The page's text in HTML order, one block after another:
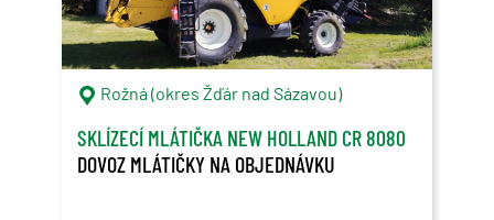
Rožná (okres Žďár nad Sázavou)
SKLÍZECÍ MLÁTIČKA NEW HOLLAND CR 8080
DOVOZ MLÁTIČKY NA OBJEDNÁVKU